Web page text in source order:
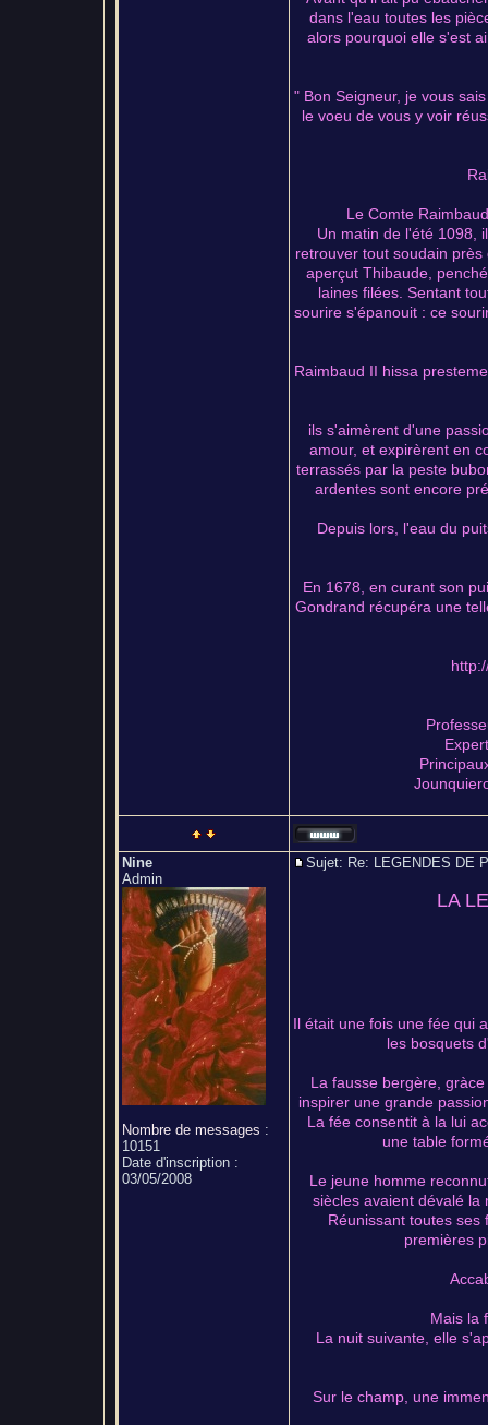
dans l'eau toutes les
alors pourquoi elle s'est
" Bon Seigneur, je vous
le voeu de vous y voir
Le Comte
Un matin de l'été 1098,
retrouver tout soudain
aperçut Thibaude,
laines filées. Sentant
sourire s'épanouit : ce
Raimbaud II hissa
ils s'aimèrent d'une
amour, et expirèrent en
terrassés par la peste
ardentes sont encore
Depuis lors, l'eau du
En 1678, en curant son
Gondrand récupéra une
Nine
Admin
Nombre de messages :
10151
Date d'inscription :
03/05/2008
Sujet: Re: LEGENDES DE
LA
Il était une fois une fée qui
les bosquets
La fausse bergère,
inspirer une grande
La fée consentit à la lui
une table
Le jeune homme
siècles avaient dévalé
Réunissant toutes ses
premières
Mais la
La nuit suivante, elle
Sur le champ, une